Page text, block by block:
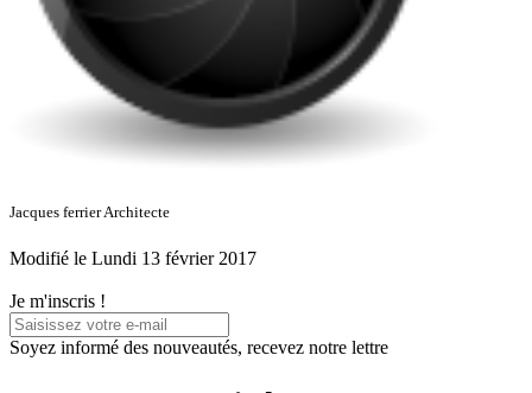
Jacques ferrier Architecte
Modifié le Lundi 13 février 2017
Je m'inscris !
Soyez informé des nouveautés, recevez notre lettre